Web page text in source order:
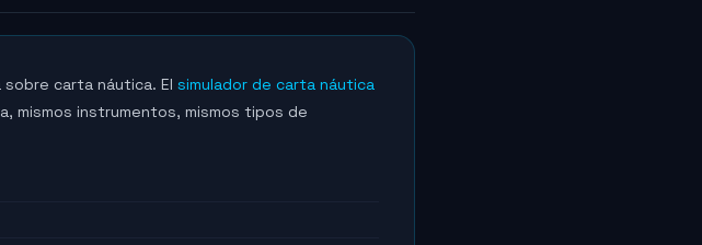
sobre carta náutica. El simulador de carta náutica
mismos instrumentos, mismos tipos de